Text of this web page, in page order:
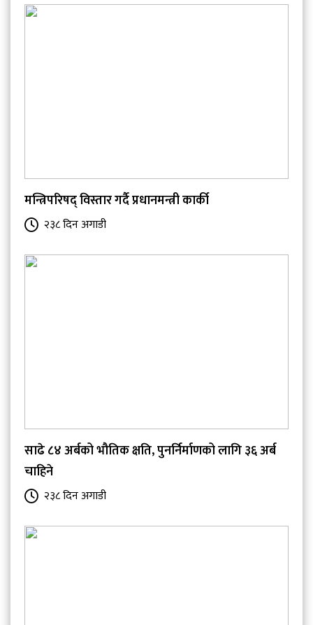
मन्त्रिपरिषद् विस्तार गर्दै प्रधानमन्त्री कार्की
२३८ दिन अगाडी
साढे ८४ अर्बको भौतिक क्षति, पुनर्निर्माणको लागि ३६ अर्ब
चाहिने
२३८ दिन अगाडी